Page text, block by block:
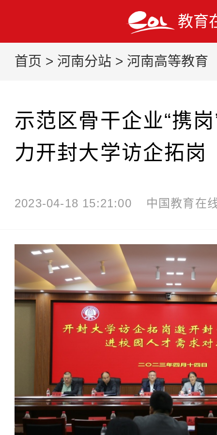
教育
首页 > 河南分站 > 河南高等教育
示范区骨干企业“携
力开封大学访企拓岗
2023-04-18 15:21:00 中国教育在